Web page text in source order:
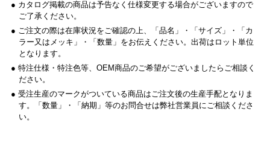
● カタログ掲載の商品は予告なく仕様変更する場合がございますので
ご了承ください。
● ご注文の際は在庫状況をご確認の上、「品名」・「サイズ」・「カ
ラー又はメッキ」・「数量」をお伝えください。出荷はロット単位
となります。
● 特注仕様・特注色等、OEM商品のご希望がございましたらご相談く
ださい。
● 受注生産のマークがついている商品はご注文後の生産手配となりま
す。「数量」・「納期」等のお問合せは弊社営業員にご相談くださ
い。